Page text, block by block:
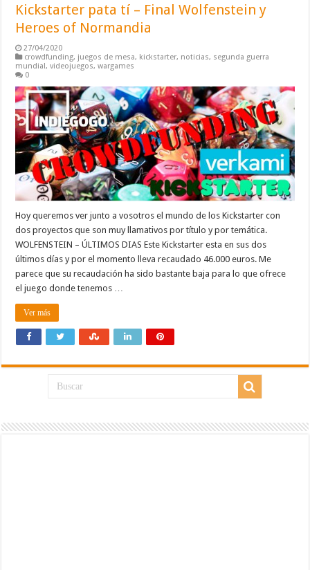
Kickstarter pata tí – Final Wolfenstein y
Heroes of Normandia
27/04/2020
crowdfunding, juegos de mesa, kickstarter, noticias, segunda guerra
mundial,videojuegos,wargames
0
Hoy queremos ver junto a vosotros el mundo de los Kickstarter con
dos proyectos que son muy llamativos por título y por temática.
WOLFENSTEIN – ÚLTIMOS DIAS Este Kickstarter esta en sus dos
últimos días y por el momento lleva recaudado 46.000 euros. Me
parece que su recaudación ha sido bastante baja para lo que ofrece
el juego donde tenemos …
Ver más